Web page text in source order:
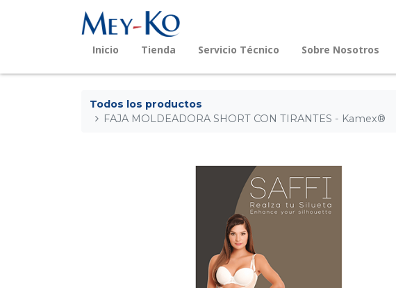
Inicio Tienda Servicio Técnico Sobre Nosotros
Todos los productos
FAJA MOLDEADORA SHORT CON TIRANTES - Kamex®